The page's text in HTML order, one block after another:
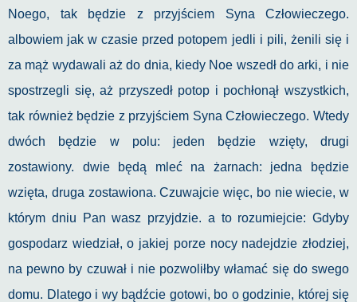
Noego, tak będzie z przyjściem Syna Człowieczego.
albowiem jak w czasie przed potopem jedli i pili, żenili się i
za mąż wydawali aż do dnia, kiedy Noe wszedł do arki, i nie
spostrzegli się, aż przyszedł potop i pochłonął wszystkich,
tak również będzie z przyjściem Syna Człowieczego. Wtedy
dwóch będzie w polu: jeden będzie wzięty, drugi
zostawiony. dwie będą mleć na żarnach: jedna będzie
wzięta, druga zostawiona. Czuwajcie więc, bo nie wiecie, w
którym dniu Pan wasz przyjdzie. a to rozumiejcie: Gdyby
gospodarz wiedział, o jakiej porze nocy nadejdzie złodziej,
na pewno by czuwał i nie pozwoliłby włamać się do swego
domu. Dlatego i wy bądźcie gotowi, bo o godzinie, której się